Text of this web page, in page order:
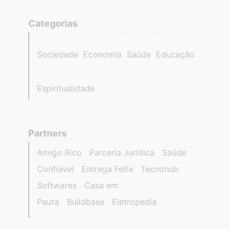
Categorias
Sociedade Economia Saúde Educação
Espiritualidade
Partners
Amigo Rico Parceria Jurídica
Saúde
Confiável
Entrega Feita
Tecnohub
Softwares
Casa em
Pauta
Buildbase Eletropedia